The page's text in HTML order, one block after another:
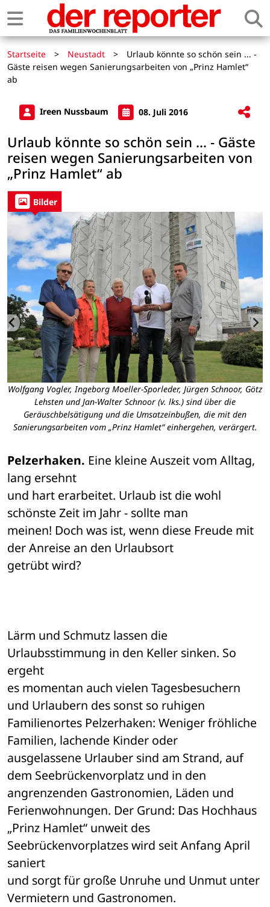
Startseite > Neustadt >
Urlaub könnte so schön sein ... -
Gäste reisen wegen Sanierungsarbeiten von „Prinz Hamlet“
ab
Ireen Nussbaum 08. Juli 2016
Urlaub könnte so schön sein ... - Gäste
reisen wegen Sanierungsarbeiten von
„Prinz Hamlet“ ab
Bilder
Wolfgang Vogler, Ingeborg Moeller-Sporleder, Jürgen Schnoor, Götz
Lehsten und Jan-Walter Schnoor (v. lks.) sind über die
Geräuschbelsätigung und die Umsatzeinbußen, die mit den
Sanierungsarbeiten vom „Prinz Hamlet“ einhergehen, verärgert.
Pelzerhaken. Eine kleine Auszeit vom Alltag,
lang ersehnt
und hart erarbeitet. Urlaub ist die wohl
schönste Zeit im Jahr - sollte man
meinen! Doch was ist, wenn diese Freude mit
der Anreise an den Urlaubsort
getrübt wird?
Lärm und Schmutz lassen die
Urlaubsstimmung in den Keller sinken. So
ergeht
es momentan auch vielen Tagesbesuchern
und Urlaubern des sonst so ruhigen
Familienortes Pelzerhaken: Weniger fröhliche
Familien, lachende Kinder oder
ausgelassene Urlauber sind am Strand, auf
dem Seebrückenvorplatz und in den
angrenzenden Gastronomien, Läden und
Ferienwohnungen. Der Grund: Das Hochhaus
„Prinz Hamlet“ unweit des
Seebrückenvorplatzes wird seit Anfang April
saniert
und sorgt für große Unruhe und Unmut unter
Vermietern und Gastronomen.